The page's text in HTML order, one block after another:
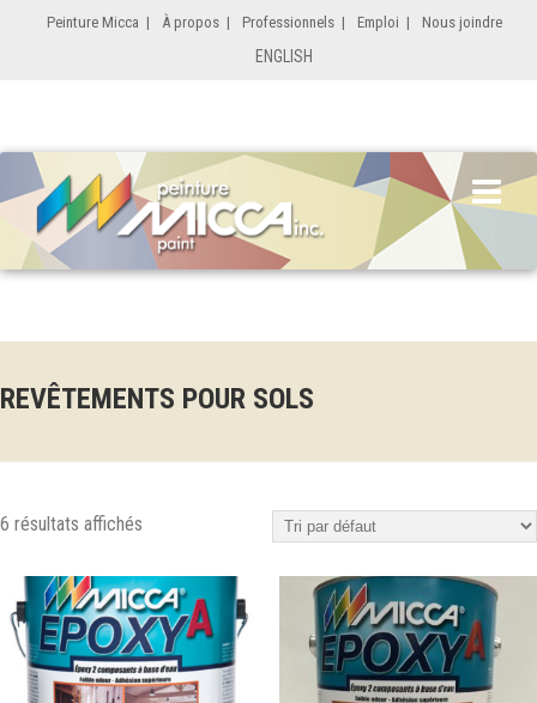
Peinture Micca | À propos | Professionnels | Emploi | Nous joindre
ENGLISH
REVÊTEMENTS POUR SOLS
6 résultats affichés